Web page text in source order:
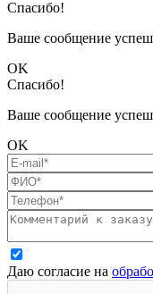
Спасибо!
Ваше сообщение
OK
Спасибо!
Ваше сообщение
OK
Даю согласие на